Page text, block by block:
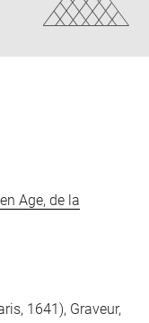
Age, de la
1641), Graveur,